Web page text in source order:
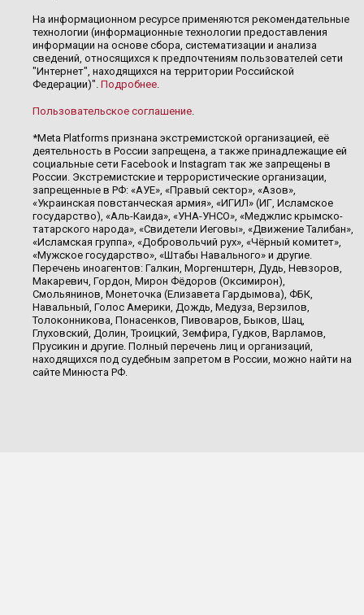
На информационном ресурсе применяются рекомендательные
технологии (информационные технологии предоставления
информации на основе сбора, систематизации и анализа
сведений, относящихся к предпочтениям пользователей сети
"Интернет", находящихся на территории Российской
Федерации)". Подробнее.
Пользовательское соглашение.
*Meta Platforms признана экстремистской организацией, её
деятельность в России запрещена, а также принадлежащие ей
социальные сети Facebook и Instagram так же запрещены в
России. Экстремистские и террористические организации,
запрещенные в РФ: «АУЕ», «Правый сектор», «Азов»,
«Украинская повстанческая армия», «ИГИЛ» (ИГ, Исламское
государство), «Аль-Каида», «УНА-УНСО», «Меджлис крымско-
татарского народа», «Свидетели Иеговы», «Движение Талибан»,
«Исламская группа», «Добровольчий рух», «Чёрный комитет»,
«Мужское государство», «Штабы Навального» и другие.
Перечень иноагентов: Галкин, Моргенштерн, Дудь, Невзоров,
Макаревич, Гордон, Мирон Фёдоров (Оксимирон),
Смольянинов, Монеточка (Елизавета Гардымова), ФБК,
Навальный, Голос Америки, Дождь, Медуза, Верзилов,
Толоконникова, Понасенков, Пивоваров, Быков, Шац,
Глуховский, Долин, Троицкий, Земфира, Гудков, Варламов,
Прусикин и другие. Полный перечень лиц и организаций,
находящихся под судебным запретом в России, можно найти на
сайте Минюста РФ.